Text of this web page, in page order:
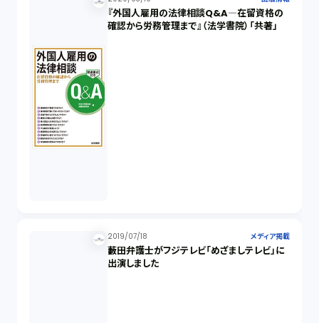
『外国人雇用の法律相談Q&A―在留資格の
確認から労務管理まで』（法学書院）「共著」
2019/07/18 メディア掲載
藪田弁護士がフジテレビ「めざましテレビ」に
出演しました